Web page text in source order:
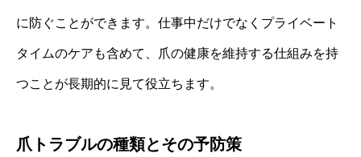
に防ぐことができます。仕事中だけでなくプライベート
タイムのケアも含めて、爪の健康を維持する仕組みを持
つことが長期的に見て役立ちます。
爪トラブルの種類とその予防策